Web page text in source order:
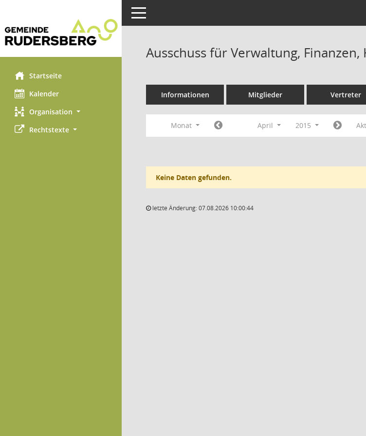
Startseite
Kalender
Organisation
Rechtstexte
Toggle navigation
Ausschuss für Verwaltung,
Informationen Mitglieder Vertreter
Monat April 2015
Keine Daten gefunden.
letzte Änderung: 07.08.2026 10:00:44